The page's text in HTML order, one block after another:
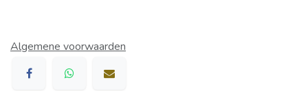
Algemene voorwaarden